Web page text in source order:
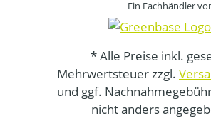
Ein Fachhändler
* Alle Preise inkl.
Mehrwertsteuer zzgl.
und ggf.
nicht anders